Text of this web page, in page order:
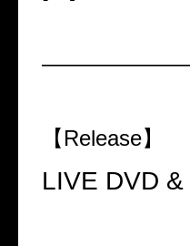
【Release】
LIVE DVD